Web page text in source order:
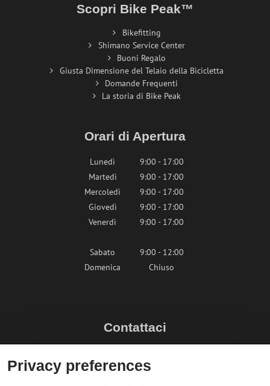
Scopri Bike Peak™
Bikefitting
Shimano Service Center
Buoni Regalo
Giusta Dimensione del Telaio della Bicicletta
Domande Frequenti
La storia di Bike Peak
Orari di Apertura
Lunedì
9:00 - 17:00
Martedì
9:00 - 17:00
Mercoledì
9:00 - 17:00
Giovedì
9:00 - 17:00
Venerdì
9:00 - 17:00
Sabato
9:00 - 12:00
Domenica
Chiuso
Contattaci
+436764858804 (AT)
Privacy preferences